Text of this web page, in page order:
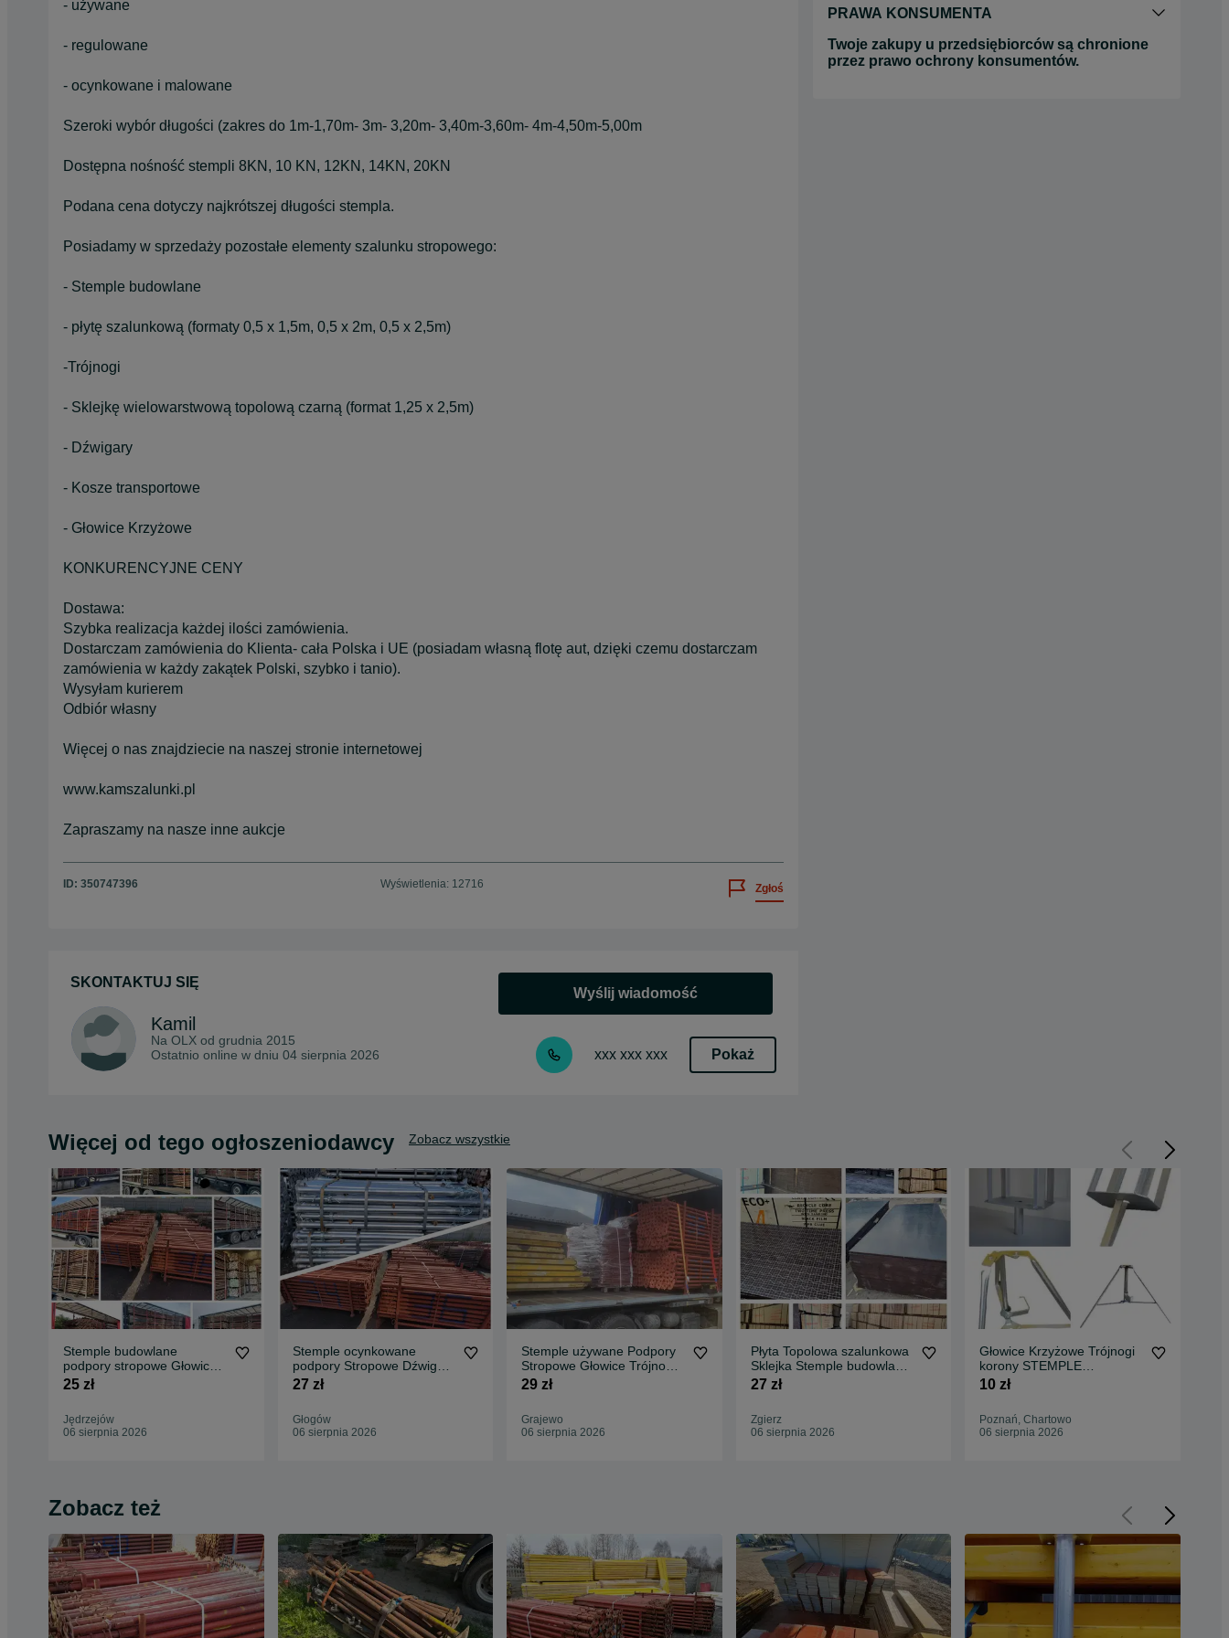
- używane
- regulowane
- ocynkowane i malowane
Szeroki wybór długości (zakres do 1m-1,70m- 3m- 3,20m- 3,40m-3,60m- 4m-4,50m-5,00m
Dostępna nośność stempli 8KN, 10 KN, 12KN, 14KN, 20KN
Podana cena dotyczy najkrótszej długości stempla.
Posiadamy w sprzedaży pozostałe elementy szalunku stropowego:
- Stemple budowlane
- płytę szalunkową (formaty 0,5 x 1,5m, 0,5 x 2m, 0,5 x 2,5m)
-Trójnogi
- Sklejkę wielowarstwową topolową czarną (format 1,25 x 2,5m)
- Dźwigary
- Kosze transportowe
- Głowice Krzyżowe
KONKURENCYJNE CENY
Dostawa:
Szybka realizacja każdej ilości zamówienia.
Dostarczam zamówienia do Klienta- cała Polska i UE (posiadam własną flotę aut, dzięki czemu dostarczam
zamówienia w każdy zakątek Polski, szybko i tanio).
Wysyłam kurierem
Odbiór własny
Więcej o nas znajdziecie na naszej stronie internetowej
www.kamszalunki.pl
Zapraszamy na nasze inne aukcje
ID: 350747396 Wyświetlenia: 12716 Zgłoś
SKONTAKTUJ SIĘ
Kamil
Na OLX od grudnia 2015
Ostatnio online w dniu 04 sierpnia 2026
Wyślij wiadomość
xxx xxx xxx Pokaż
PRAWA KONSUMENTA
Twoje zakupy u przedsiębiorców są chronione
przez prawo ochrony konsumentów.
Więcej od tego ogłoszeniodawcy Zobacz wszystkie
Stemple budowlane
podpory stropowe Głowice
korony trójnogi Dźwigary
Szalunki Budowlane Płyta
topolowa
25 zł
Jędrzejów
06 sierpnia 2026
Stemple ocynkowane
podpory Stropowe Dźwigary
H20 Głowice Trójnogi
27 zł
Głogów
06 sierpnia 2026
Stemple używane Podpory
Stropowe Głowice Trójnogi
Płyty Topolowe Doki
29 zł
Grajewo
06 sierpnia 2026
Płyta Topolowa szalunkowa
Sklejka Stemple budowlane
Płyta czarna
27 zł
Zgierz
06 sierpnia 2026
Głowice Krzyżowe Trójnogi
korony STEMPLE
BUDOWLANE podpory
10 zł
Poznań, Chartowo
06 sierpnia 2026
Zobacz też